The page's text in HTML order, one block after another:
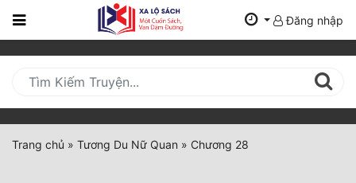
Trang
Mới
Cập
Nhật
(current)
Đăng nhập
Trang chủ » Tương Du Nữ Quan » Chương 28